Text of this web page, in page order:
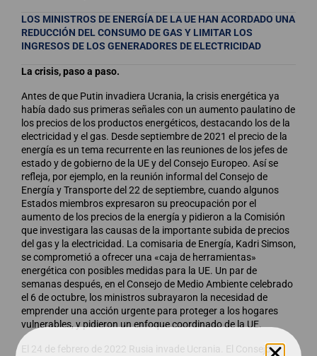
LOS MINISTROS DE ENERGÍA DE LA UE HAN ACORDADO UNA
REDUCCIÓN DEL CONSUMO DE GAS Y LIMITAR LOS
INGRESOS DE LOS GENERADORES DE ELECTRICIDAD
La crisis, paso a paso.
Antes de que Putin invadiera Ucrania, la crisis energética ya
había dado sus primeras señales con un aumento paulatino de
los precios de los productos energéticos, destacando los de la
electricidad y el gas. Desde septiembre de 2021 el precio de la
energía es un tema recurrente en las reuniones de los jefes de
estado y de gobierno de la UE y del Consejo Europeo. Así se
refleja, por ejemplo, en la reunión informal del Consejo de
Energía y Transporte del 22 de septiembre, cuando algunos
Estados miembros expresaron su preocupación por el
aumento de los precios de la energía y pidieron a la Comisión
que investigara las causas de la importante subida de precios
del gas y la electricidad. La comisaria de Energía, Kadri Simson,
se comprometió a ofrecer una «caja de herramientas»
energética con posibles medidas para la UE. Un par de
semanas después, en el Consejo de Medio Ambiente celebrado
el 6 de octubre, los ministros subrayaron la necesidad de
emprender una acción urgente para proteger a los hogares
vulnerables, y pidieron un enfoque coordinado de la UE.
El 24 de febrero de 2022 Rusia invade Ucrania. El Consejo